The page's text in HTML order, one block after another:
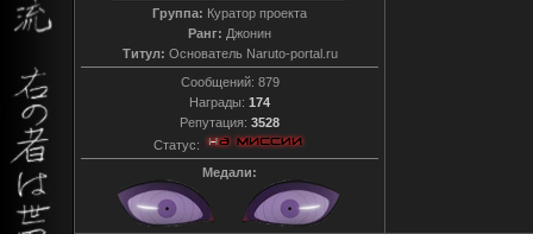
Группа: Куратор проекта
Ранг: Джонин
Титул: Основатель Naruto-portal.ru
Сообщений: 879
Награды: 174
Репутация: 3528
Статус:
Медали: